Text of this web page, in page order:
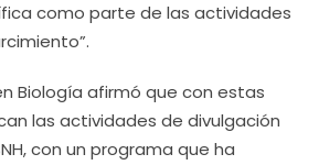
como parte de las actividades
Biología afirmó que con estas
las actividades de divulgación
con un programa que ha